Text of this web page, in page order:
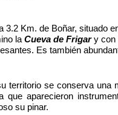
3.2 Km. de Boñar, situado
la Cuevade Frigary con
Es también
territorio se conserva una
que aparecieron
su pinar.